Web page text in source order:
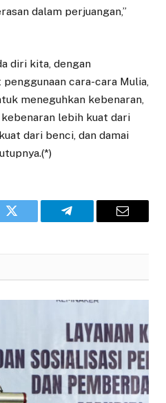
dalam perjuangan,”
diri kita, dengan
cara-cara Mulia,
meneguhkan kebenaran,
lebih kuat dari
dari benci, dan damai
Twitter Telegram Email